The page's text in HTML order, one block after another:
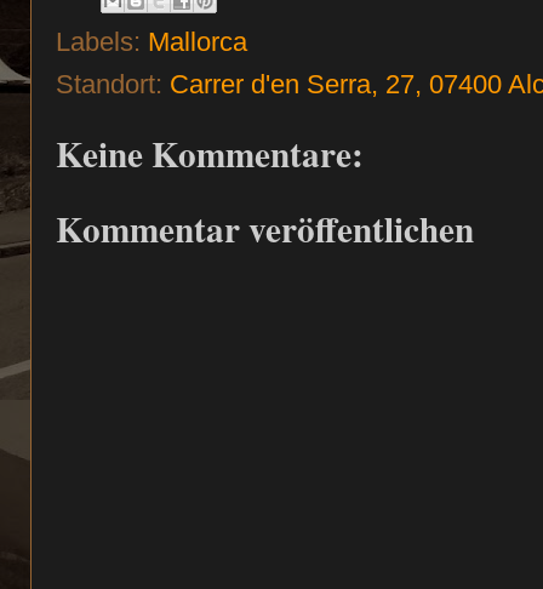
Labels: Mallorca
Standort: Carrer d'en Serra, 27, 07400
Keine Kommentare:
Kommentar veröffentlichen